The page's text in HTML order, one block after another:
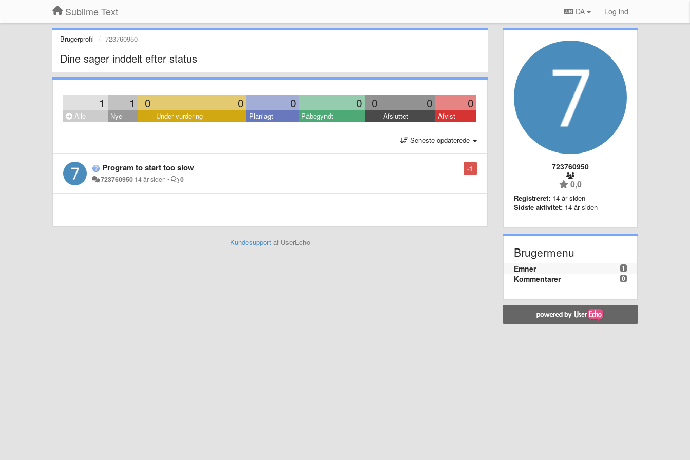
Sublime Text DA Log ind
Brugerprofil 723760950
Dine sager inddelt efter status
1 1 0 0 0 0 0 0 0
Alle Nye Under vurdering Planlagt Påbegyndt Afsluttet Afvist
Seneste opdaterede
-1
Program to start too slow
723760950 14 år siden • 0
Kundesupportaf UserEcho
723760950
0,0
Registreret: 14 år siden
Sidste aktivitet: 14 år siden
Brugermenu
1
Emner
0
Kommentarer